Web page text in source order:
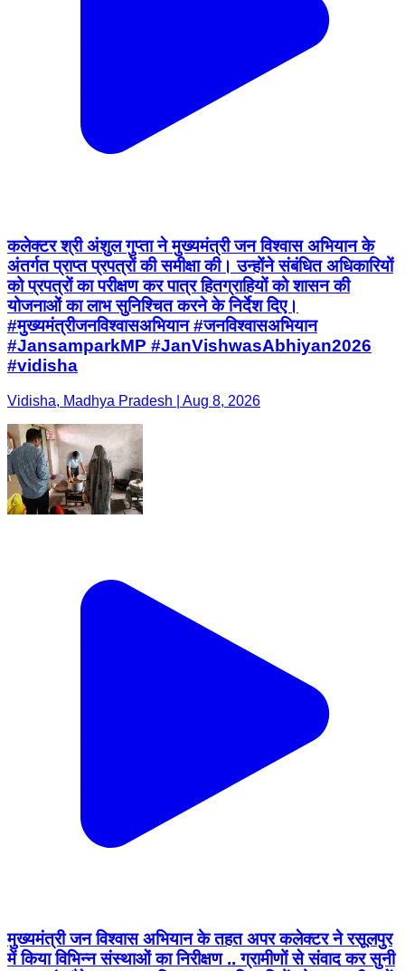
कलेक्टर श्री अंशुल गुप्ता ने मुख्यमंत्री जन विश्वास अभियान के
अंतर्गत प्राप्त प्रपत्रों की समीक्षा की। उन्होंने संबंधित अधिकारियों
को प्रपत्रों का परीक्षण कर पात्र हितग्राहियों को शासन की
योजनाओं का लाभ सुनिश्चित करने के निर्देश दिए।
#मुख्यमंत्रीजनविश्वासअभियान #जनविश्वासअभियान
#JansamparkMP #JanVishwasAbhiyan2026
#vidisha
Vidisha, Madhya Pradesh | Aug 8, 2026
मुख्यमंत्री जन विश्वास अभियान के तहत अपर कलेक्टर ने रसूलपुर
में किया विभिन्न संस्थाओं का निरीक्षण .. ग्रामीणों से संवाद कर सुनी